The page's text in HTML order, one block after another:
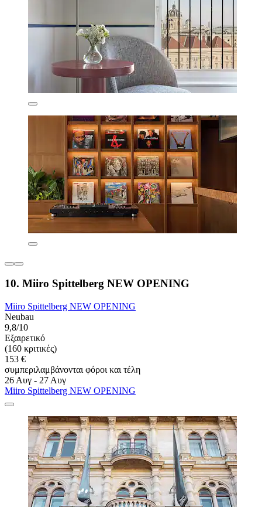
10. Miiro Spittelberg NEW OPENING
Miiro Spittelberg NEW OPENING
Neubau
9,8/10
Εξαιρετικό
(160 κριτικές)
153 €
συμπεριλαμβάνονται φόροι και τέλη
26 Αυγ - 27 Αυγ
Miiro Spittelberg NEW OPENING